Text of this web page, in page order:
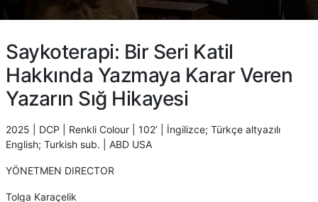
Saykoterapi: Bir Seri Katil
Hakkında Yazmaya Karar Veren
Yazarın Sığ Hikayesi
2025 | DCP | Renkli Colour | 102’ | İngilizce; Türkçe altyazılı
English; Turkish sub. | ABD USA
YÖNETMEN DIRECTOR
Tolga Karaçelik